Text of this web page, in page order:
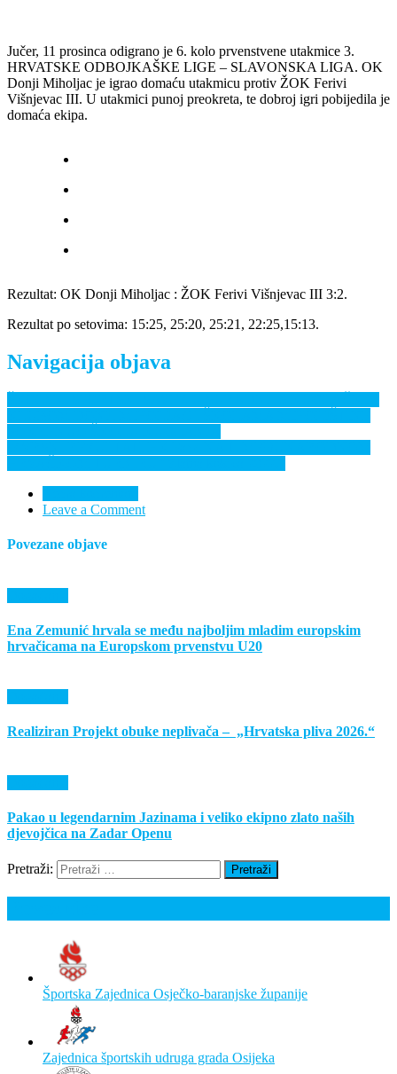
Jučer, 11 prosinca odigrano je 6. kolo prvenstvene utakmice 3.
HRVATSKE ODBOJKAŠKE LIGE – SLAVONSKA LIGA. OK
Donji Miholjac je igrao domaću utakmicu protiv ŽOK Ferivi
Višnjevac III. U utakmici punoj preokreta, te dobroj igri pobijedila je
domaća ekipa.
Rezultat: OK Donji Miholjac : ŽOK Ferivi Višnjevac III 3:2.
Rezultat po setovima: 15:25, 25:20, 25:21, 22:25,15:13.
Navigacija objava
Leave a Comment
Povezane objave
Ena Zemunić hrvala se među najboljim mladim europskim
hrvačicama na Europskom prvenstvu U20
Realiziran Projekt obuke neplivača – „Hrvatska pliva 2026.“
Pakao u legendarnim Jazinama i veliko ekipno zlato naših
djevojčica na Zadar Openu
Pretraži:
Športska Zajednica Osječko-baranjske županije
Zajednica športskih udruga grada Osijeka